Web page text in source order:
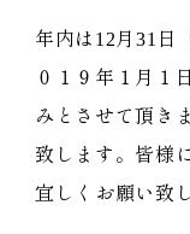
年内は 12 月31 日
０１９年１月１
みとさせて頂き
致します。皆様
宜しくお願い致